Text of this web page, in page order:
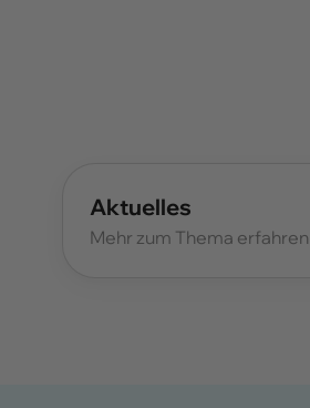
Aktuelles
Mehr zum Thema erfahren